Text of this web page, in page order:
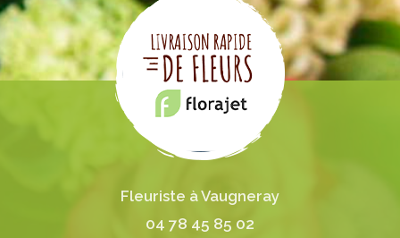
Fleuriste à Vaugneray
04 78 45 85 02